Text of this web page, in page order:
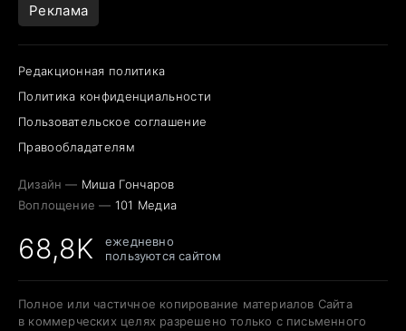
Реклама
Редакционная политика
Политика конфиденциальности
Пользовательское соглашение
Правообладателям
Дизайн — Миша Гончаров
Воплощение — 101 Медиа
68,8K
ежедневно
пользуются сайтом
Полное или частичное копирование материалов Сайта
в коммерческих целях разрешено только с письменного